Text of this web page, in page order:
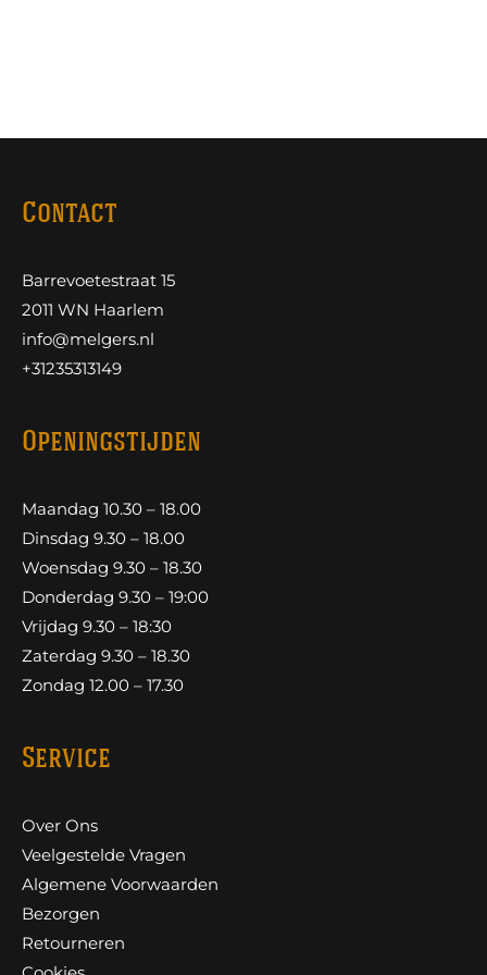
Contact
Barrevoetestraat 15
2011 WN Haarlem
info@melgers.nl
+31235313149
Openingstijden
Maandag 10.30 – 18.00
Dinsdag 9.30 – 18.00
Woensdag 9.30 – 18.30
Donderdag 9.30 – 19:00
Vrijdag 9.30 – 18:30
Zaterdag 9.30 – 18.30
Zondag 12.00 – 17.30
Service
Over Ons
Veelgestelde Vragen
Algemene Voorwaarden
Bezorgen
Retourneren